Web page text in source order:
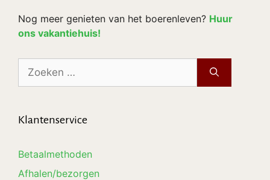
Nog meer genieten van het boerenleven? Huur
ons vakantiehuis!
naar:
Klantenservice
Betaalmethoden
Afhalen/bezorgen